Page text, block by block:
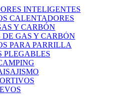
INTELIGENTES
CALENTADORES
Y CARBÓN
GAS Y CARBÓN
PARA PARRILLA
PLEGABLES